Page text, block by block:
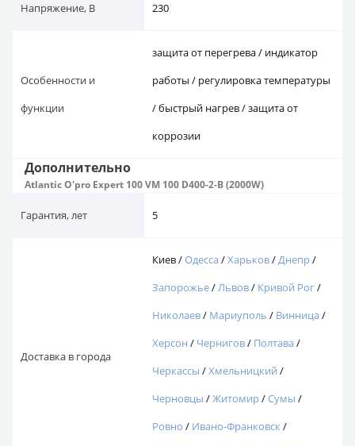
Напряжение, В 230
Особенности и
функции
защита от перегрева / индикатор
работы / регулировка температуры
/ быстрый нагрев / защита от
коррозии
Дополнительно
Atlantic O'pro Expert 100 VM 100 D400-2-B (2000W)
Гарантия, лет 5
Доставка в города
Киев /Одесса/Харьков/Днепр/
Запорожье/Львов/ Кривой Рог/
Николаев/ Мариуполь / Винница/
Херсон / Чернигов/ Полтава/
Черкассы /Хмельницкий /
Черновцы /Житомир/Сумы /
Ровно / Ивано-Франковск/